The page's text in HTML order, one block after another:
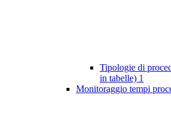
Tipologie di
in tabelle) 1
Monitoraggio tempi